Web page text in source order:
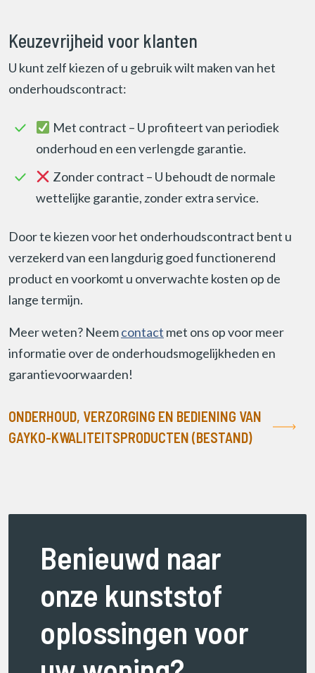
Keuzevrijheid voor klanten
U kunt zelf kiezen of u gebruik wilt maken van het
onderhoudscontract:
Met contract – U profiteert van periodiek
onderhoud en een verlengde garantie.
Zonder contract – U behoudt de normale
wettelijke garantie, zonder extra service.
Door te kiezen voor het onderhoudscontract bent u
verzekerd van een langdurig goed functionerend
product en voorkomt u onverwachte kosten op de
lange termijn.
Meer weten? Neemcontact met ons op voor meer
informatie over de onderhoudsmogelijkheden en
garantievoorwaarden!
ONDERHOUD, VERZORGING EN BEDIENING VAN
GAYKO-KWALITEITSPRODUCTEN (BESTAND)
Benieuwd naar
onze kunststof
oplossingen voor